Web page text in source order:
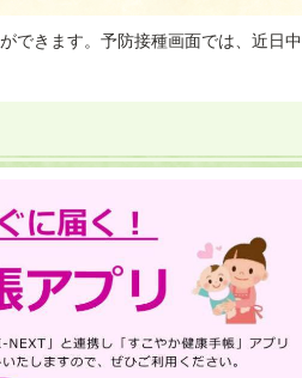
できます。予防接種画面では、近日中